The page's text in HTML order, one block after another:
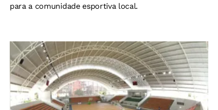
para a comunidade esportiva local.